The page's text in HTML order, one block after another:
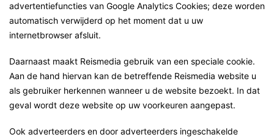
advertentiefuncties van Google Analytics Cookies; deze worden
automatisch verwijderd op het moment dat u uw
internetbrowser afsluit.
Daarnaast maakt Reismedia gebruik van een speciale cookie.
Aan de hand hiervan kan de betreffende Reismedia website u
als gebruiker herkennen wanneer u de website bezoekt. In dat
geval wordt deze website op uw voorkeuren aangepast.
Ook adverteerders en door adverteerders ingeschakelde